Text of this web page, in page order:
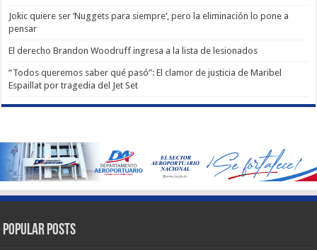
Jokic quiere ser ‘Nuggets para siempre’, pero la eliminación lo pone a
pensar
El derecho Brandon Woodruff ingresa a la lista de lesionados
“Todos queremos saber qué pasó”: El clamor de justicia de Maribel
Espaillat por tragedia del Jet Set
Popular Posts